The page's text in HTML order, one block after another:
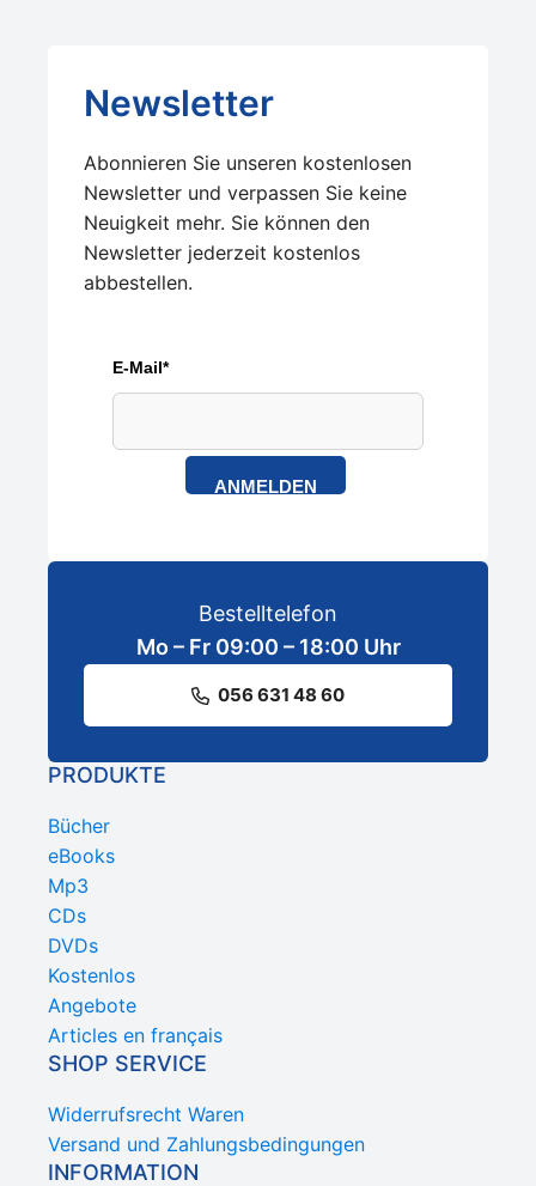
Newsletter
Abonnieren Sie unseren kostenlosen
Newsletter und verpassen Sie keine
Neuigkeit mehr. Sie können den
Newsletter jederzeit kostenlos
abbestellen.
E-Mail*
ANMELDEN
Bestelltelefon
Mo – Fr 09:00 – 18:00 Uhr
056 631 48 60
PRODUKTE
Bücher
eBooks
Mp3
CDs
DVDs
Kostenlos
Angebote
Articles en français
SHOP SERVICE
Widerrufsrecht Waren
Versand und Zahlungsbedingungen
INFORMATION